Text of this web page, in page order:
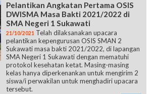
Pelantikan Angkatan Pertama OSIS
DWISMA Masa Bakti 2021/2022 di
SMA Negeri 1 Sukawati
21/10/2021 Telah dilaksanakan upacara
pelantikan kepengurusan OSIS SMAN 2
Sukawati masa bakti 2021/2022, di lapangan
SMA Negeri 1 Sukawati dengan mematuhi
protokol kesehatan ketat. Masing-masing
kelas hanya diperkenankan untuk mengirim 2
siswa/i perwakilan untuk menghadiri upacara
tersebut.